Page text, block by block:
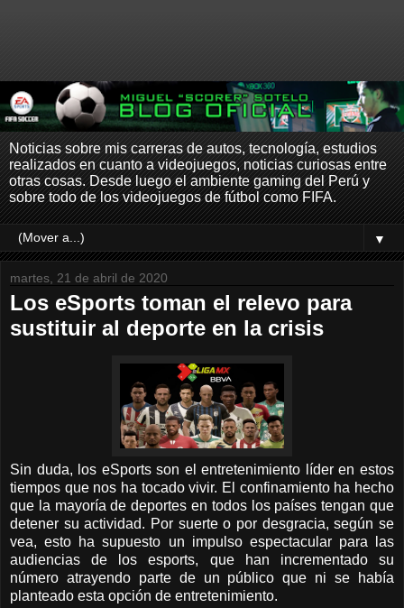
Noticias sobre mis carreras de autos, tecnología, estudios
realizados en cuanto a videojuegos, noticias curiosas entre
otras cosas. Desde luego el ambiente gaming del Perú y
sobre todo de los videojuegos de fútbol como FIFA.
▼
martes, 21 de abril de 2020
Los eSports toman el relevo para
sustituir al deporte en la crisis
Sin duda, los eSports son el entretenimiento líder en estos
tiempos que nos ha tocado vivir. El confinamiento ha hecho
que la mayoría de deportes en todos los países tengan que
detener su actividad. Por suerte o por desgracia, según se
vea, esto ha supuesto un impulso espectacular para las
audiencias de los esports, que han incrementado su
número atrayendo parte de un público que ni se había
planteado esta opción de entretenimiento.